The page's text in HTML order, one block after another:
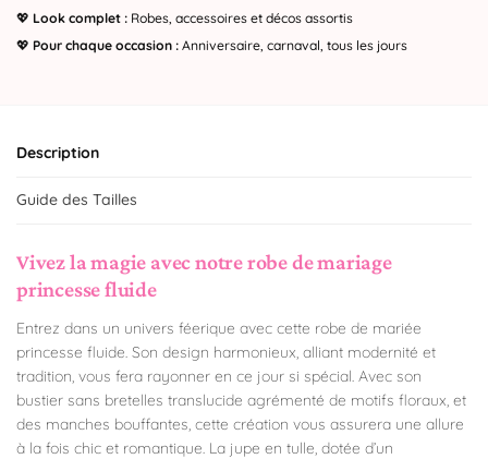
💖 Look complet : Robes, accessoires et décos assortis
💖 Pour chaque occasion : Anniversaire, carnaval, tous les jours
Description
Guide des Tailles
Vivez la magie avec notre robe de mariage
princesse fluide
Entrez dans un univers féerique avec cette robe de mariée
princesse fluide. Son design harmonieux, alliant modernité et
tradition, vous fera rayonner en ce jour si spécial. Avec son
bustier sans bretelles translucide agrémenté de motifs floraux, et
des manches bouffantes, cette création vous assurera une allure
à la fois chic et romantique. La jupe en tulle, dotée d’un